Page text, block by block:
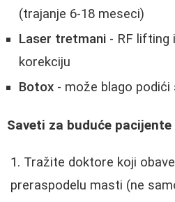
(trajanje 6-18 meseci)
Laser tretmani - RF lifting
korekciju
Botox - može blago podići
Saveti za buduće pacijente
Tražite doktore koji
preraspodelu masti (ne